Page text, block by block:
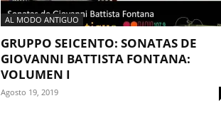
AL MODO ANTIGUO
GRUPPO SEICENTO: SONATAS DE
GIOVANNI BATTISTA FONTANA:
VOLUMEN I
Agosto 19, 2019